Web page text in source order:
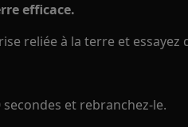
efficace.
reliée à la terre et essayez
et rebranchez-le.